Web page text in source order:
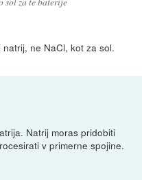
ne NaCl, kot za sol.
Natrij moras pridobiti
v primerne spojine.